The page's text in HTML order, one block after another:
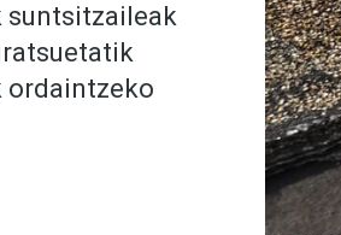
suntsitzaileak
ordaintzeko